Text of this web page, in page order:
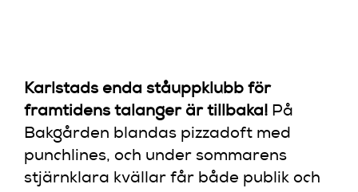
Karlstads enda ståuppklubb för
framtidens talanger är tillbaka!På
Bakgården blandas pizzadoft med
punchlines, och under sommarens
stjärnklara kvällar får både publik och